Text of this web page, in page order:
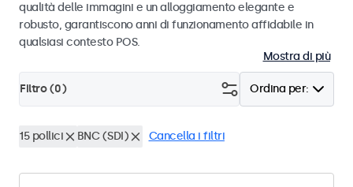
qualità delle immagini e un alloggiamento elegante e
robusto, garantiscono anni di funzionamento affidabile in
qualsiasi contesto POS.
Mostra di più
Ordina per:
Filtro (0)
15 pollici BNC (SDI) Cancella i filtri